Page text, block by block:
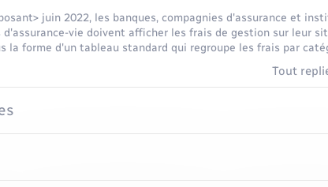
juin 2022, les banques, compagnies d'assurance et
vie doivent afficher les frais de gestion sur leur
la forme d'un tableau standard qui regroupe les frais par
Tout